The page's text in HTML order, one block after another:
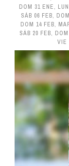
DOM 31 ENE,
SÁB 06 FEB,
DOM 14 FEB,
SÁB 20 FEB,
VIE